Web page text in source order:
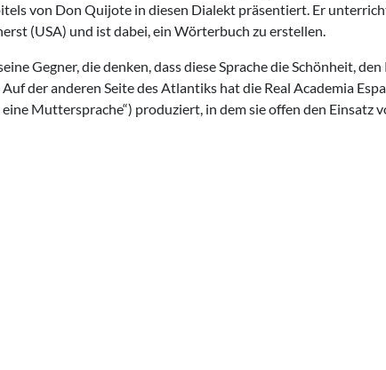
von Don Quijote in diesen Dialekt präsentiert. Er
(USA) und ist dabei, ein Wörterbuch zu erstellen.
Gegner, die denken, dass diese Sprache die Schönheit,
der anderen Seite des Atlantiks hat die Real Academia
eine Muttersprache“) produziert, in dem sie offen den Einsatz